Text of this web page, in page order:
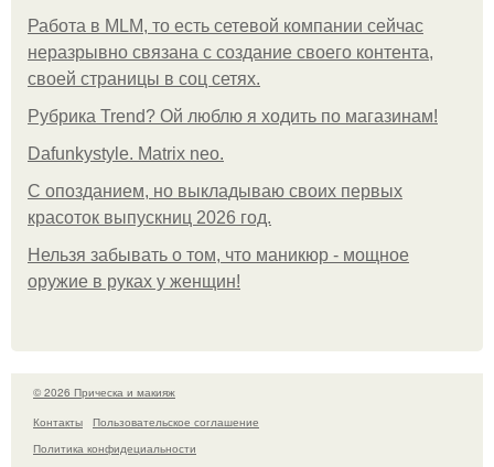
Работа в MLM, то есть сетевой компании сейчас
неразрывно связана с создание своего контента,
своей страницы в соц сетях.
Рубрика Trend? Ой люблю я ходить по магазинам!
Dafunkystyle. Matrix neo.
С опозданием, но выкладываю своих первых
красоток выпускниц 2026 год.
Нельзя забывать о том, что маникюр - мощное
оружие в руках у женщин!
© 2026 Прическа и макияж
Контакты
Пользовательское соглашение
Политика конфидециальности